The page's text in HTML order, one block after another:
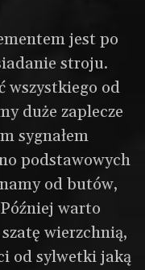
jest po
stroju.
wszystkiego od
duże zaplecze
sygnałem
podstawowych
od butów,
warto
wierzchnią,
od sylwetki jaką